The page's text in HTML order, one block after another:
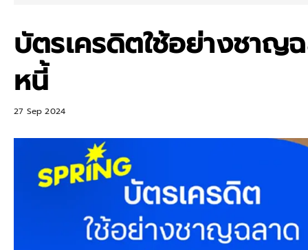
บัตรเครดิตใช้อย่างชาญ
หนี้
27 Sep 2024